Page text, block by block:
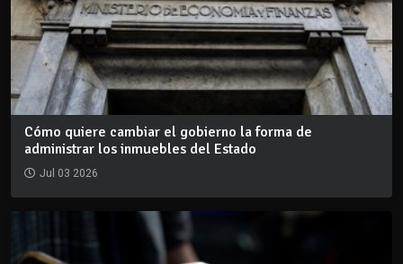
Cómo quiere cambiar el gobierno la forma de
administrar los inmuebles del Estado
Jul 03 2026